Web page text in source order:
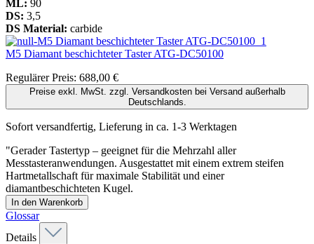
ML: 90
DS: 3,5
DS Material: carbide
M5 Diamant beschichteter TasterATG-DC50100
Regulärer Preis: 688,00 €
Preise exkl. MwSt. zzgl. Versandkosten bei Versand außerhalb
Deutschlands.
Sofort versandfertig, Lieferung in ca. 1-3 Werktagen
"Gerader Tastertyp – geeignet für die Mehrzahl aller
Messtasteranwendungen. Ausgestattet mit einem extrem steifen
Hartmetallschaft für maximale Stabilität und einer
diamantbeschichteten Kugel.
In den Warenkorb
Glossar
Details